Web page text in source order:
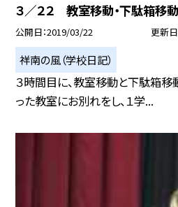
３／２２ 教室移動・下駄箱移動
公開日 2019/03/22 更新日
祥南の風（学校日記）
３時間目に、教室移動と下駄箱移
った教室にお別れをし、１学...